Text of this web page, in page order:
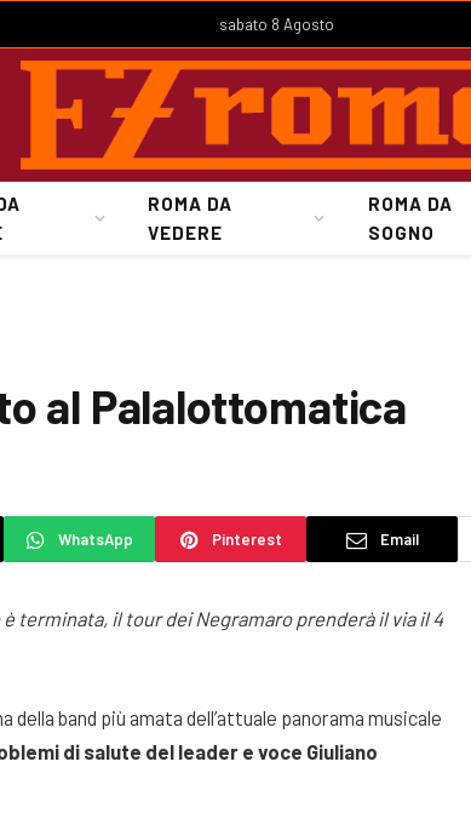
sabato 8 Agosto
ROMA DA
VEDERE
ROMA DA
SOGNO
al Palalottomatica
WhatsApp Pinterest Email
terminata, il tour dei Negramaro prenderà il via il 4
della band più amata dell’attuale panorama musicale
di salute del leader e voce Giuliano